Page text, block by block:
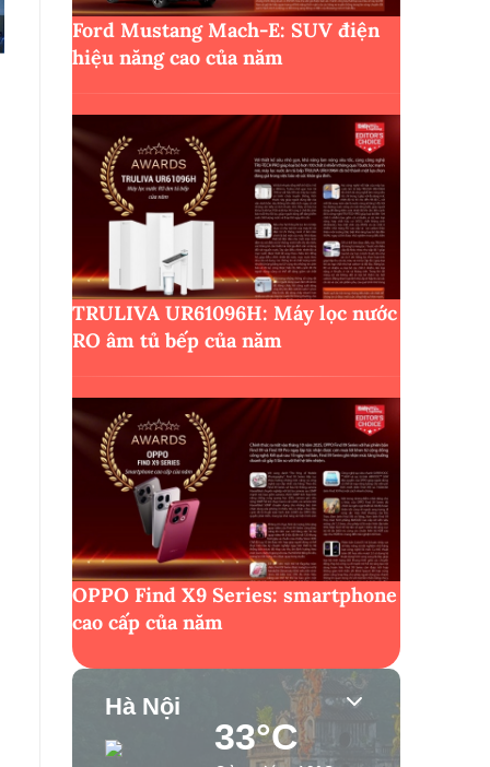
Ford Mustang Mach-E: SUV điện
hiệu năng cao của năm
TRULIVA UR61096H: Máy lọc nước
RO âm tủ bếp của năm
OPPO Find X9 Series: smartphone
cao cấp của năm
Hà Nội
33°C